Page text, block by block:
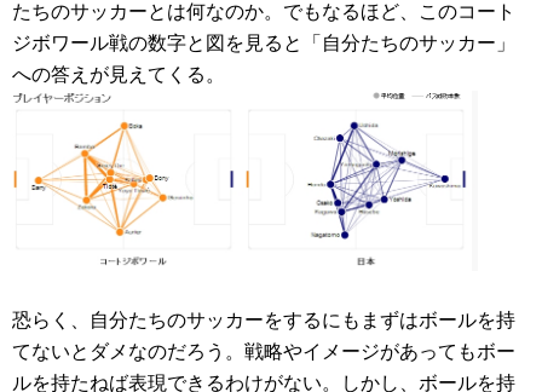
たちのサッカーとは何なのか。でもなるほど、このコート
ジボワール戦の数字と図を見ると「自分たちのサッカー」
への答えが見えてくる。
恐らく、自分たちのサッカーをするにもまずはボールを持
てないとダメなのだろう。戦略やイメージがあってもボー
ルを持たねば表現できるわけがない。しかし、ボールを持